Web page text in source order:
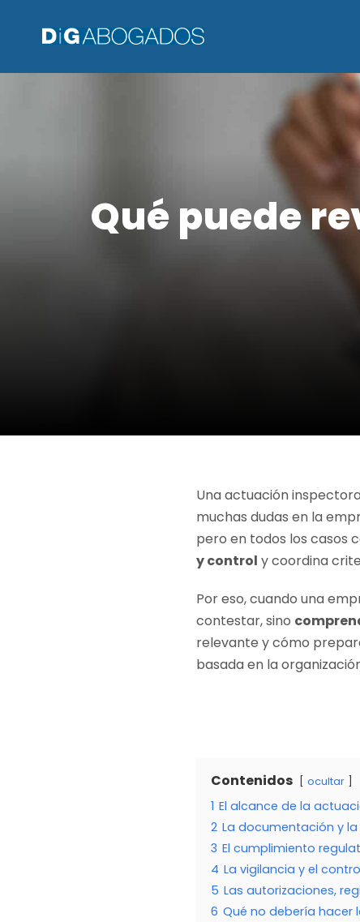
Qué puede
Una actuación
muchas dudas en la
pero en todos los casos
y control y coordina
Por eso, cuando una
contestar, sino
relevante y cómo
basada en la
Contenidos ocultar
1 El alcance de la
2 La documentación y
3 El cumplimiento
4 La vigilancia y el
5 Las autorizaciones,
6 Qué no debería hacer